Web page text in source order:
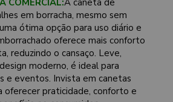
em borracha, mesmo sem
ótima opção para uso diário e
oferece mais conforto
reduzindo o cansaço. Leve,
moderno, é ideal para
e eventos. Invista em canetas
oferecer praticidade, conforto e